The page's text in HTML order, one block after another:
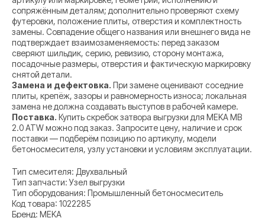
сопряжённым деталям; дополнительно проверяют схему
футеровки, положение плиты, отверстия и комплектность
замены. Совпадение общего названия или внешнего вида не
подтверждает взаимозаменяемость: перед заказом
сверяют шильдик, серию, ревизию, сторону монтажа,
посадочные размеры, отверстия и фактическую маркировку
снятой детали.
Замена и дефектовка. При замене оценивают соседние
плиты, крепёж, зазоры и равномерность износа; локальная
замена не должна создавать выступов в рабочей камере.
Поставка. Купить скребок затвора выгрузки для MEKA MB
2.0 ATW можно под заказ. Запросите цену, наличие и срок
поставки — подберём позицию по артикулу, модели
бетоносмесителя, узлу установки и условиям эксплуатации.
Тип смесителя: Двухвальный
Тип запчасти: Узел выгрузки
Тип оборудования: Промышленный бетоносмеситель
Код товара: 1022285
Бренд: MEKA